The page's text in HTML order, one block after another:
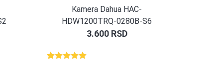
Kamera Dahua HAC-
HDW1200TRQ-0280B-S6
3.600 RSD